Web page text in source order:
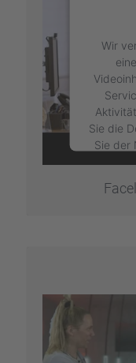
Wir
Sie die
Sie der